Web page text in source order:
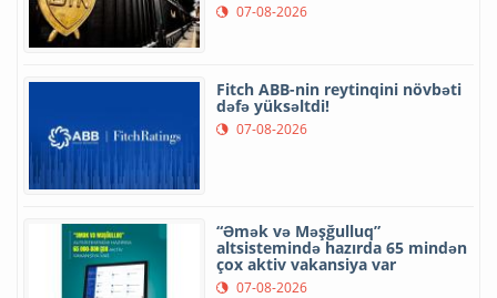
07-08-2026
Fitch ABB-nin reytinqini növbəti
dəfə yüksəltdi!
07-08-2026
“Əmək və Məşğulluq”
altsistemində hazırda 65 mindən
çox aktiv vakansiya var
07-08-2026